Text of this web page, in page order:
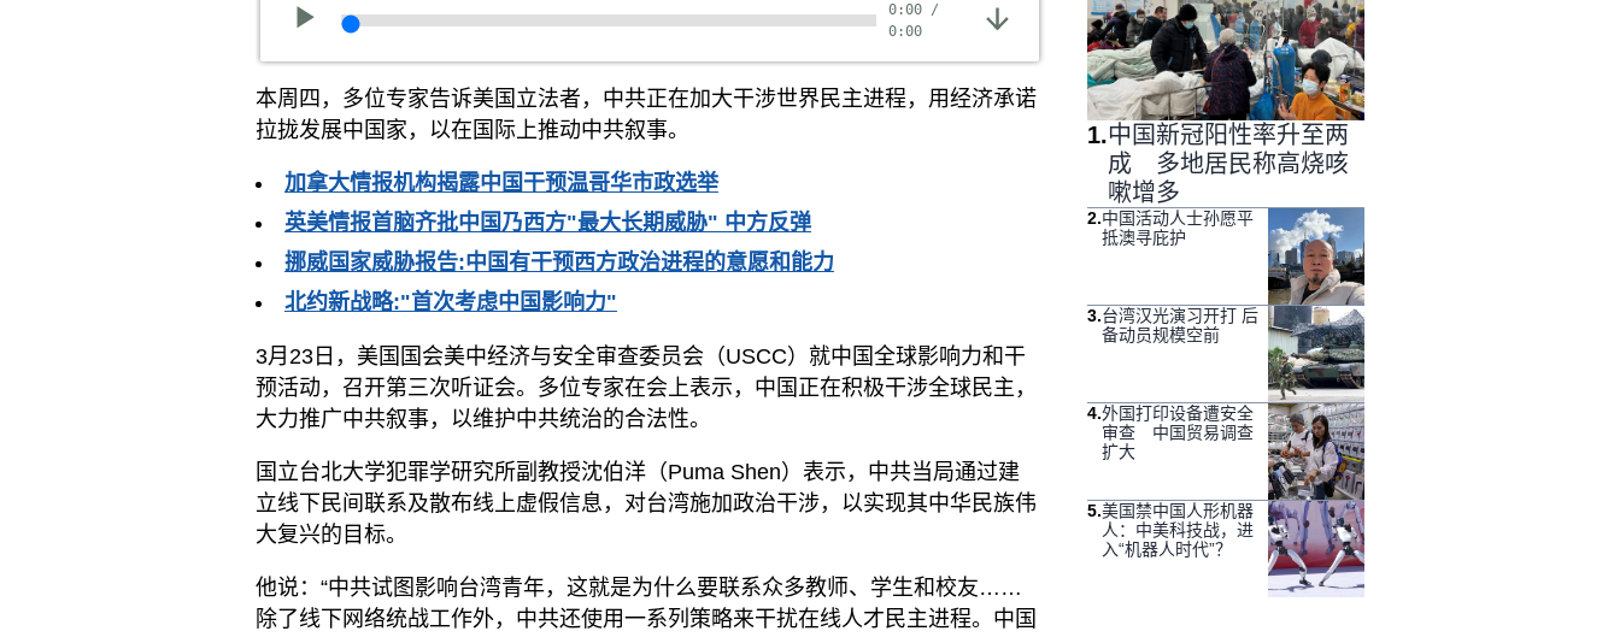
0:00 /
0:00
本周四，多位专家告诉美国立法者，中共正在加大干涉世界民主进程，用经济承诺
拉拢发展中国家，以在国际上推动中共叙事。
加拿大情报机构揭露中国干预温哥华市政选举
英美情报首脑齐批中国乃西方"最大长期威胁" 中方反弹
挪威国家威胁报告:中国有干预西方政治进程的意愿和能力
北约新战略:"首次考虑中国影响力"
3月23日，美国国会美中经济与安全审查委员会（USCC）就中国全球影响力和干
预活动，召开第三次听证会。多位专家在会上表示，中国正在积极干涉全球民主，
大力推广中共叙事，以维护中共统治的合法性。
国立台北大学犯罪学研究所副教授沈伯洋（Puma Shen）表示，中共当局通过建
立线下民间联系及散布线上虚假信息，对台湾施加政治干涉，以实现其中华民族伟
大复兴的目标。
他说：“中共试图影响台湾青年，这就是为什么要联系众多教师、学生和校友……
除了线下网络统战工作外，中共还使用一系列策略来干扰在线人才民主进程。中国
1.中国新冠阳性率升至两
成 多地居民称高烧咳
嗽增多
2.中国活动人士孙愿平
抵澳寻庇护
3.台湾汉光演习开打 后
备动员规模空前
4.外国打印设备遭安全
审查 中国贸易调查
扩大
5.美国禁中国人形机器
人：中美科技战，进
入“机器人时代”？